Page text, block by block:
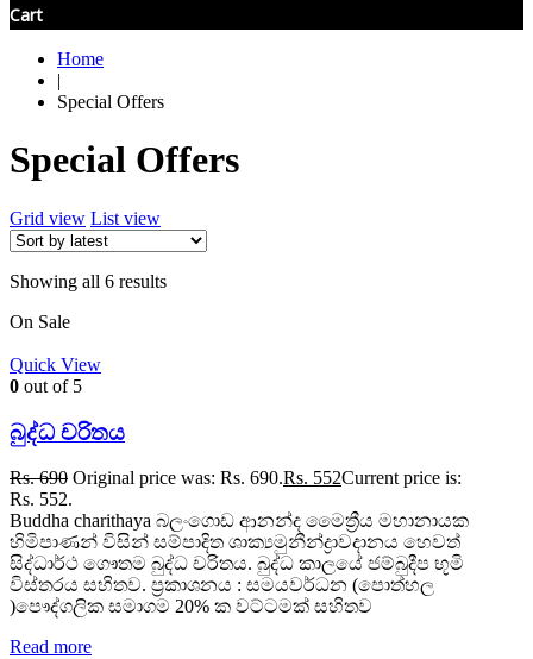
Cart
Home
|
Special Offers
Special Offers
Grid view List view
Showing all 6 results
On Sale
Quick View
0 out of 5
බුද්ධ චරිතය
Rs.690 Original price was: Rs. 690.Rs. 552Current price is:
Rs. 552.
Buddha charithaya බලංගොඩ ආනන්ද මෛත්‍රීය මහානායක
හිමිපාණන් විසින් සම්පාදිත ශාක්‍යමුනීන්ද්‍රාවදානය හෙවත්
සිද්ධාර්ථ ගෞතම බුද්ධ චරිතය. බුද්ධ කාලයේ ජම්බුදීප භූමි
විස්තරය සහිතව. ප්‍රකාශනය : සමයවර්ධන (පොත්හල
)පෞද්ගලික සමාගම 20% ක වට්ටමක් සහිතව
Read more